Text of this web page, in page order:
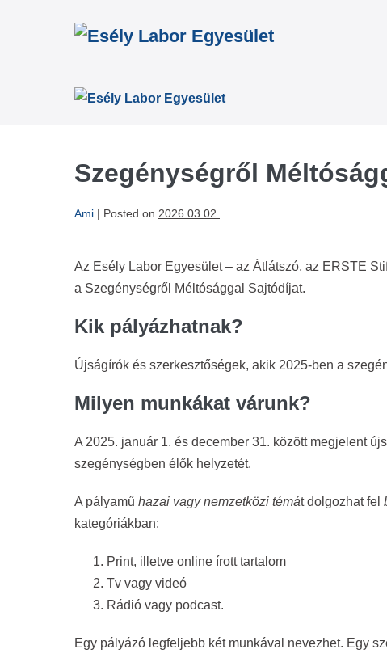
Szegénységről
Ami | Posted on 2026.03.02.
Az Esély Labor Egyesület – az Átlátszó, az ERSTE
a Szegénységről Méltósággal Sajtódíjat.
Kik pályázhatnak?
Újságírók és szerkesztőségek, akik 2025-ben a
Milyen munkákat várunk?
A 2025. január 1. és december 31. között megjelent
szegénységben élők helyzetét.
A pályamű hazai vagy nemzetközi témát dolgozhat fel
kategóriákban:
Print, illetve online írott tartalom
Tv vagy videó
Rádió vagy podcast.
Egy pályázó legfeljebb két munkával nevezhet. Egy